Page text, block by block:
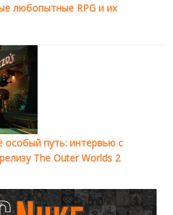
любопытные RPG и их
особый путь: интервью с
The Outer Worlds 2